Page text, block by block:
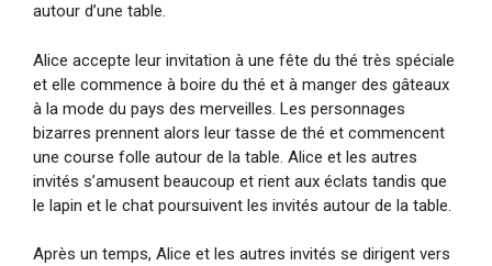
autour d’une table.
Alice accepte leur invitation à une fête du thé très spéciale
et elle commence à boire du thé et à manger des gâteaux
à la mode du pays des merveilles. Les personnages
bizarres prennent alors leur tasse de thé et commencent
une course folle autour de la table. Alice et les autres
invités s’amusent beaucoup et rient aux éclats tandis que
le lapin et le chat poursuivent les invités autour de la table.
Après un temps, Alice et les autres invités se dirigent vers